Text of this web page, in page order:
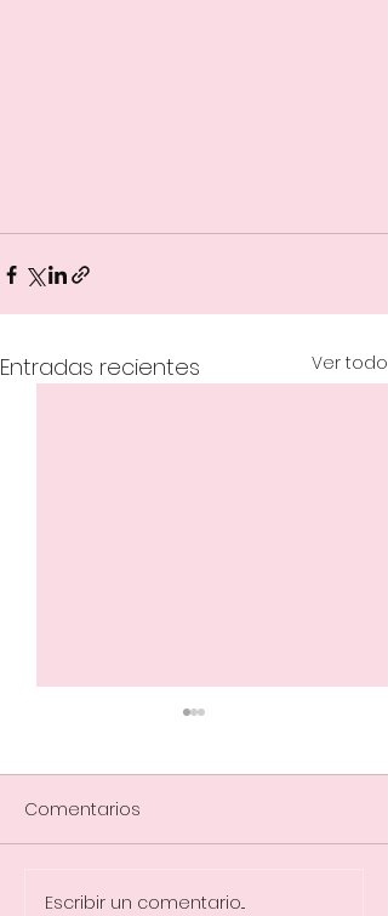
Entradas recientes Ver todo
Descubriendo el
Comentarios
Escribir un comentario...